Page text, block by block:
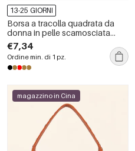
13-25 GIORNI
Borsa a tracolla quadrata da
donna in pelle scamosciata
tinta unita, stile old money, con
borchie in metallo.
€7,34
Ordine min. di 1 pz.
magazzino in Cina